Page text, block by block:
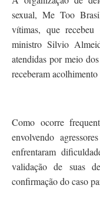
sexual, Me Too
vítimas, que
ministro Silvio
atendidas por meio
receberam
Como ocorre
envolvendo
enfrentaram
validação de suas
confirmação do caso